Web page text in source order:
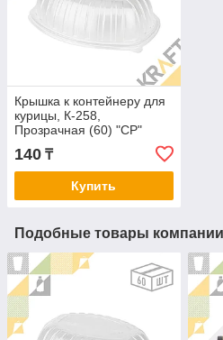
Крышка к контейнеру для
курицы, К-258,
Прозрачная (60) "CP"
140 ₸
Купить
Подобные товары компании